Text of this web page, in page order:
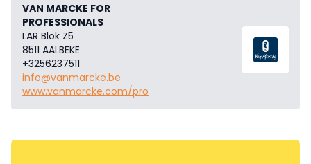
VAN MARCKE FOR
PROFESSIONALS
LAR Blok Z5
8511 AALBEKE
+3256237511
info@vanmarcke.be
www.vanmarcke.com/pro